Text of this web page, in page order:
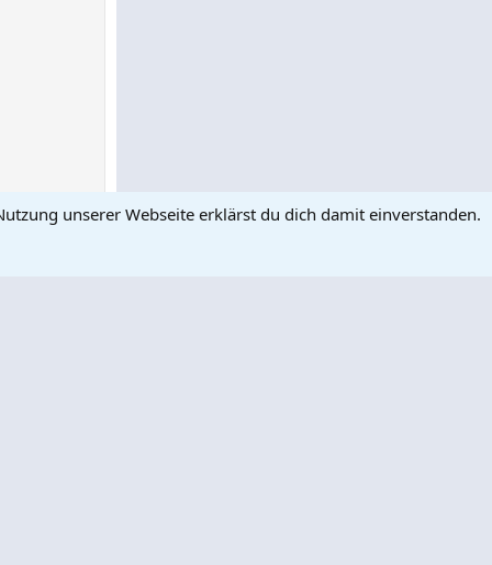
wir verhindern es.");
unserer Webseite erklärst du dich damit einverstanden.